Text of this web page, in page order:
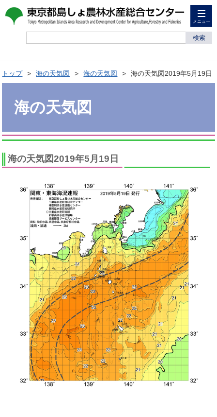
メニュー
検索
トップ 海の天気図 海の天気図 海の天気図2019年5月19日
海の天気図
海の天気図2019年5月19日